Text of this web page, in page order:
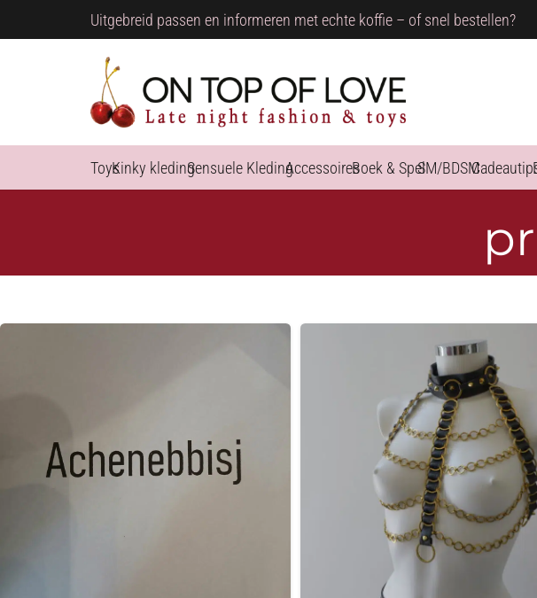
Uitgebreid passen en informeren met echte koffie – of snel bestellen?
ToysKinky kledingSensuele KledingAccessoiresBoek & SpelSM/BDSM